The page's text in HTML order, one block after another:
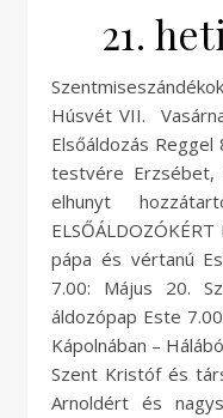
21.
Szentmiseszándékok 2026. május 17-24. Május 17.
Húsvét VII.
Elsőáldozás
testvére Erzsébet,
elhunyt
pápa és vértanú
7.00: Május 20.
áldozópap Este
Kápolnában –
Szent Kristóf és
Arnoldért és